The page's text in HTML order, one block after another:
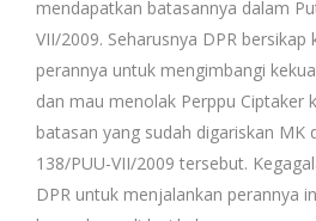
mendapatkan batasannya dalam
VII/2009. Seharusnya DPR
perannya untuk mengimbangi
dan mau menolak Perppu Ciptaker
batasan yang sudah digariskan MK
138/PUU-VII/2009 tersebut.
DPR untuk menjalankan perannya